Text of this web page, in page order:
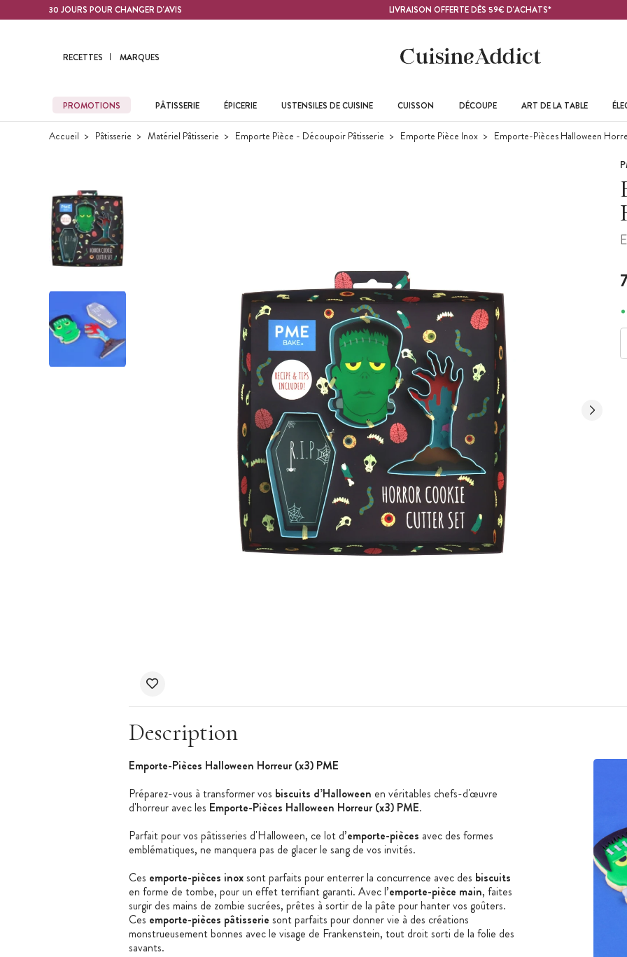
Contenu principal30 JOURS POUR CHANGER D'AVIS LIVRAISON OFFERTE DÈS 59€ D'ACHATS*
RECETTES MARQUES
PROMOTIONS PÂTISSERIE ÉPICERIE USTENSILES DE CUISINE CUISSON DÉCOUPE ART DE LA TABLE
Accueil Pâtisserie Matériel Pâtisserie Emporte Pièce - Découpoir Pâtisserie Emporte Pièce Inox Emporte-Pièces Halloween
Description
Emporte-Pièces Halloween Horreur (x3) PME
Préparez-vous à transformer vos biscuits d’Halloween en véritables chefs-d'œuvre
d'horreur avec les Emporte-Pièces Halloween Horreur (x3) PME.
Parfait pour vos pâtisseries d'Halloween, ce lot d’emporte-pièces avec des formes
emblématiques, ne manquera pas de glacer le sang de vos invités.
Ces emporte-pièces inoxsont parfaits pour enterrer la concurrence avec des biscuits
en forme de tombe, pour un effet terrifiant garanti. Avec l’emporte-pièce main, faites
surgir des mains de zombie sucrées, prêtes à sortir de la pâte pour hanter vos goûters.
Ces emporte-pièces pâtisserie sont parfaits pour donner vie à des créations
monstrueusement bonnes avec le visage de Frankenstein, tout droit sorti de la folie des
savants.